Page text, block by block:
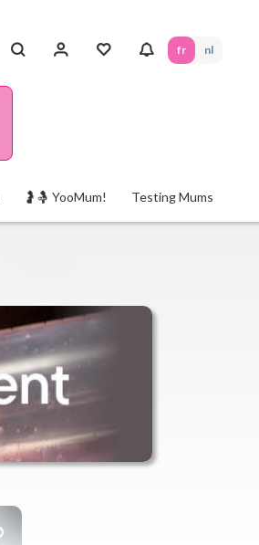
fr nl
🤰🤱 YooMum! Testing Mums